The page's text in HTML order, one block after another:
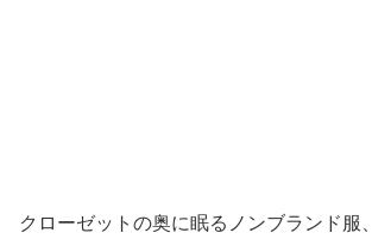
クローゼットの奥に眠るノンブランド服、